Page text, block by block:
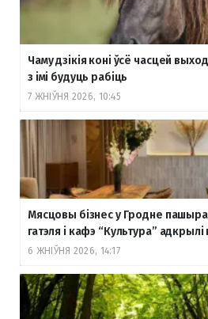
Чаму дзікія коні ўсё часцей
з імі будуць рабіць
7 ЖНІЎНЯ 2026, 10:45
Мясцовы бізнес у Гродне
гатэля і кафэ “Культура”
6 ЖНІЎНЯ 2026, 14:17